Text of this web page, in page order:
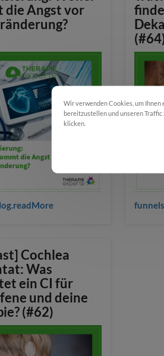
die Angst vor
Cochlea
Was
ein CI für
und deine
(#62)
Wir verwenden Cookies, um
bereitzustellen und unseren
klicken.